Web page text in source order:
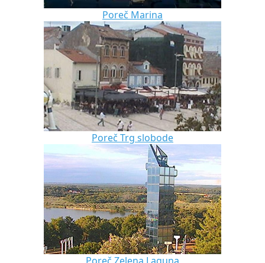
Poreč Marina
Poreč Trg slobode